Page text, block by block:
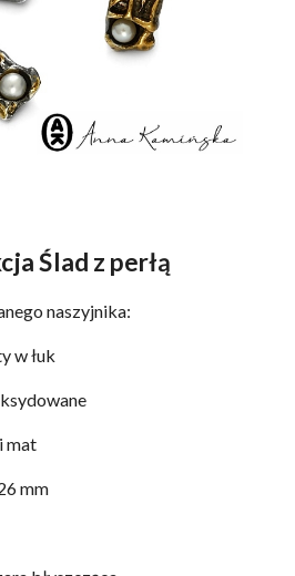
Ślad z perłą
naszyjnika:
w łuk
mat
mm